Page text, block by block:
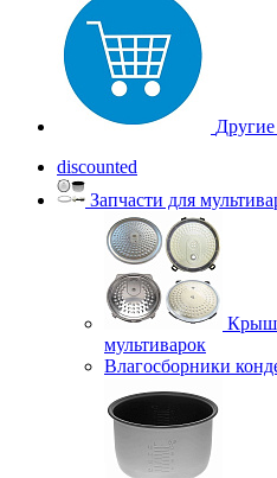
Другие
discounted
Запчасти для
мультиварок
Влагосборники